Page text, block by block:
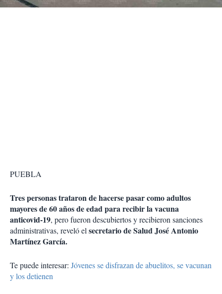
r
PUEBLA
Tres personas trataron de hacerse pasar como adultos
mayores de 60 años de edad para recibir la vacuna
anticovid-19, pero fueron descubiertos y recibieron sanciones
administrativas, reveló elsecretario de Salud José Antonio
Martínez García.
Te puede interesar: Jóvenes se disfrazan de abuelitos, se vacunan
y los detienen